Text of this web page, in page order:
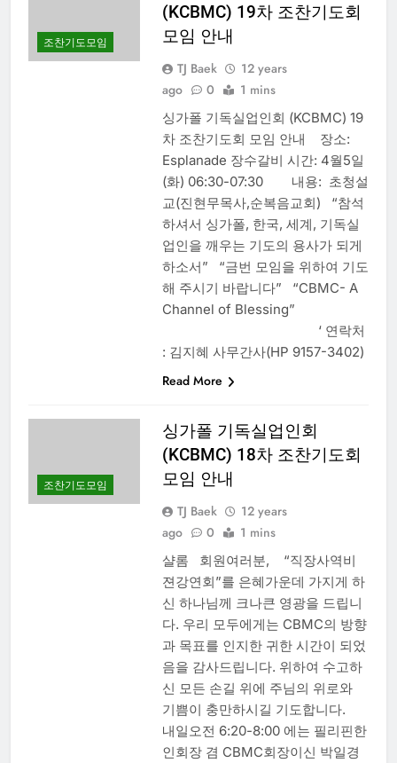
조찬기도모임
(KCBMC) 19차 조찬기도회
모임 안내
TJ Baek
12 years
ago
0 1 mins
싱가폴 기독실업인회 (KCBMC) 19
차 조찬기도회 모임 안내 장소:
Esplanade 장수갈비 시간: 4월5일
(화) 06:30-07:30 내용: 초청설
교(진현무목사,순복음교회) “참석
하셔서 싱가폴, 한국, 세계, 기독실
업인을 깨우는 기도의 용사가 되게
하소서” “금번 모임을 위하여 기도
해 주시기 바랍니다” “CBMC- A
Channel of Blessing”
‘ 연락처
: 김지혜 사무간사(HP 9157-3402)
Read More
조찬기도모임
싱가폴 기독실업인회
(KCBMC) 18차 조찬기도회
모임 안내
TJ Baek
12 years
ago
0 1 mins
샬롬 회원여러분, “직장사역비
젼강연회”를 은혜가운데 가지게 하
신 하나님께 크나큰 영광을 드립니
다. 우리 모두에게는 CBMC의 방향
과 목표를 인지한 귀한 시간이 되었
음을 감사드립니다. 위하여 수고하
신 모든 손길 위에 주님의 위로와
기쁨이 충만하시길 기도합니다.
내일오전 6:20-8:00 에는 필리핀한
인회장 겸 CBMC회장이신 박일경